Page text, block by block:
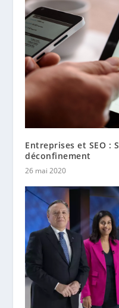
Entreprises et SEO :
déconfinement
26 mai 2020